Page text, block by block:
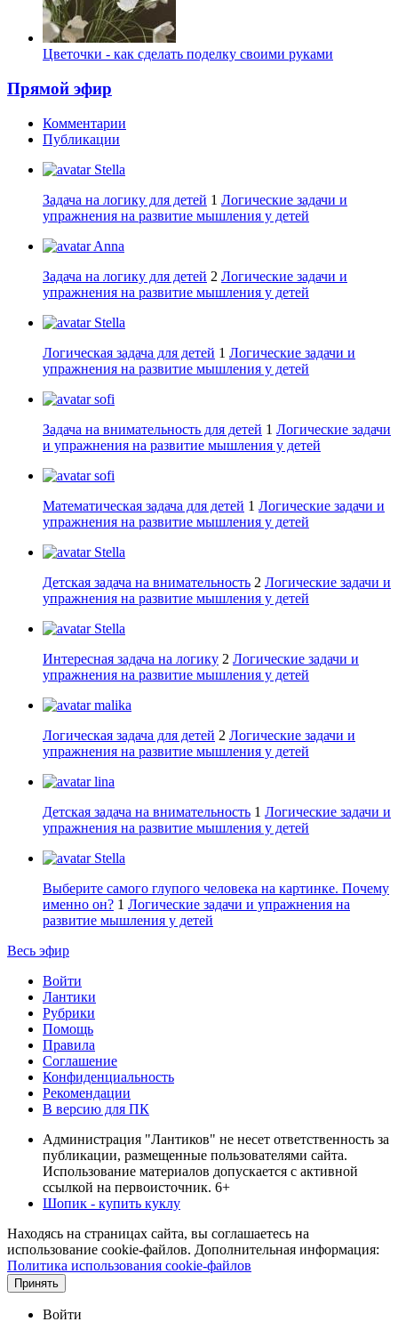
Цветочки - как сделать поделку своими руками
Прямой эфир
Комментарии
Публикации
Stella
Задача на логику для детей 1 Логические задачи и
упражнения на развитие мышления у детей
Anna
Задача на логику для детей 2 Логические задачи и
упражнения на развитие мышления у детей
Stella
Логическая задача для детей 1 Логические задачи и
упражнения на развитие мышления у детей
sofi
Задача на внимательность для детей 1 Логические задачи
и упражнения на развитие мышления у детей
sofi
Математическая задача для детей 1 Логические задачи и
упражнения на развитие мышления у детей
Stella
Детская задача на внимательность 2 Логические задачи и
упражнения на развитие мышления у детей
Stella
Интересная задача на логику 2 Логические задачи и
упражнения на развитие мышления у детей
malika
Логическая задача для детей 2 Логические задачи и
упражнения на развитие мышления у детей
lina
Детская задача на внимательность 1 Логические задачи и
упражнения на развитие мышления у детей
Stella
Выберите самого глупого человека на картинке. Почему
именно он? 1 Логические задачи и упражнения на
развитие мышления у детей
Весь эфир
Войти
Лантики
Рубрики
Помощь
Правила
Соглашение
Конфиденциальность
Рекомендации
В версию для ПК
Администрация "Лантиков" не несет ответственность за
публикации, размещенные пользователями сайта.
Использование материалов допускается с активной
ссылкой на первоисточник. 6+
Шопик - купить куклу
Находясь на страницах сайта, вы соглашаетесь на
использование cookie-файлов. Дополнительная информация:
Политика использования cookie-файлов
Принять
Войти